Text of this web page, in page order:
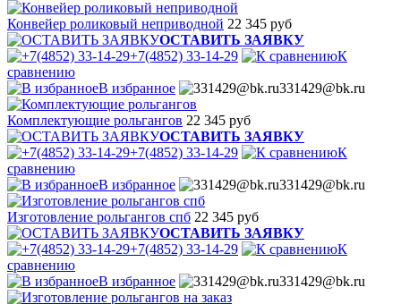
Конвейер роликовый неприводной 22 345 руб
ОСТАВИТЬ ЗАЯВКУ
+7(4852) 33-14-29
К
сравнению
В избранное
331429@bk.ru
Комплектующие рольгангов 22 345 руб
ОСТАВИТЬ ЗАЯВКУ
+7(4852) 33-14-29
К
сравнению
В избранное
331429@bk.ru
Изготовление рольгангов спб 22 345 руб
ОСТАВИТЬ ЗАЯВКУ
+7(4852) 33-14-29
К
сравнению
В избранное
331429@bk.ru